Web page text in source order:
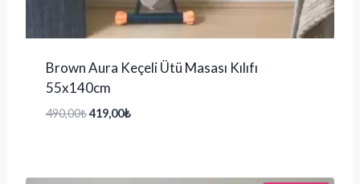
Brown Aura Keçeli Ütü Masası Kılıfı
55x140cm
490,00₺ 419,00₺